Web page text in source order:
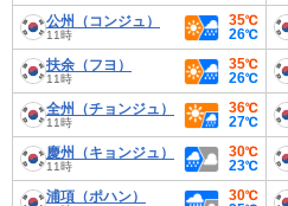
公州（コンジュ）
11時
35℃
26℃
扶余（フヨ）
11時
35℃
26℃
全州（チョンジュ）
11時
36℃
27℃
慶州（キョンジュ）
11時
30℃
23℃
浦項（ポハン）
30℃